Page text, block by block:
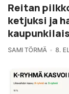
Reitan
ketjuksi ja
SAMI TÖRMÄ 8.